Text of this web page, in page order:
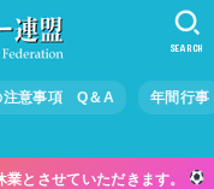
注意事項 Q＆A 年間行事
SEARCH
とさせていただきます。